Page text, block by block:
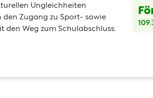
Ungleichheiten
Zugang zu Sport- sowie
Weg zum Schulabschluss.